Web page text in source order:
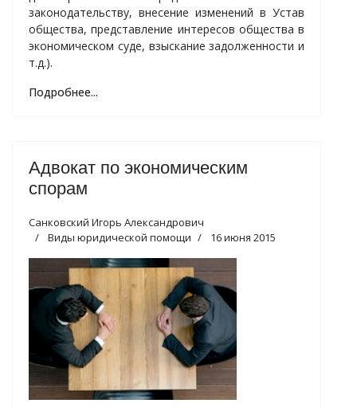
законодательству, внесение изменений в Устав
общества, представление интересов общества в
экономическом суде, взыскание задолженности и
т.д.).
Подробнее...
Адвокат по экономическим
спорам
Санковский Игорь Александрович
Виды юридической помощи
16 июня 2015